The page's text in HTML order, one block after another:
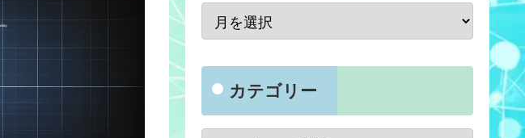
カテゴリー